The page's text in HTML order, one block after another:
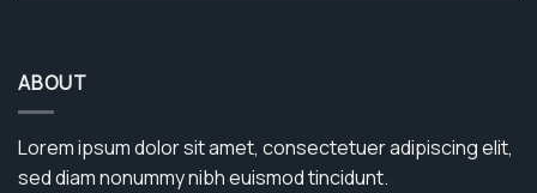
ABOUT
Lorem ipsum dolor sit amet, consectetuer adipiscing elit,
sed diam nonummy nibh euismod tincidunt.